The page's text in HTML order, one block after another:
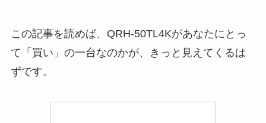
この記事を読めば、QRH-50TL4Kがあなたにとっ
て「買い」の一台なのかが、きっと見えてくるは
ずです。